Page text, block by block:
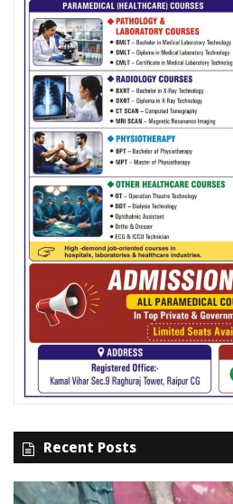
Recent Posts